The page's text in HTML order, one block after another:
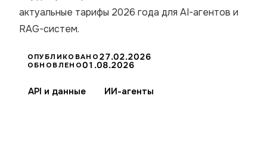
актуальные тарифы 2026 года для AI-агентов и
RAG-систем.
ОПУБЛИКОВАНО 27.02.2026
ОБНОВЛЕНО01.08.2026
API и данные ИИ-агенты